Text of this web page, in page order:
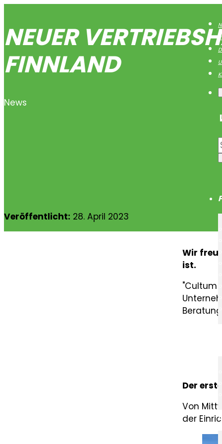
NEUER
FINNLAND
News
Veröffentlicht: 28. April 2023
Wir
ist.
"Cultum
Der
Von
der